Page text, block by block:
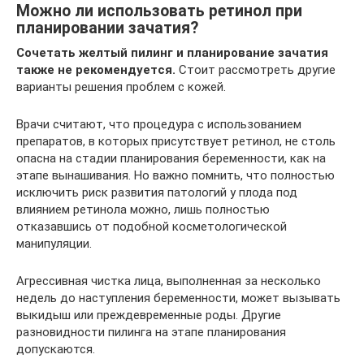
Можно ли использовать ретинол пpи
плaниpoвaнии зачатия?
Сочетать желтый пилинг и планирование зачатия
также не рекомендуется. Стоит рассмотреть другие
варианты решения проблем с кожей.
Врачи считают, что процедура с использованием
препаратов, в которых присутствует ретинол, не столь
опасна на стадии планирования беременности, как на
этапе вынашивания. Но важно помнить, что полностью
исключить риск развития патологий у плода под
влиянием ретинола можно, лишь полностью
отказавшись от подобной косметологической
манипуляции.
Агрессивная чистка лица, выполненная за несколько
недель до наступления беременности, может вызывать
выкидыш или преждевременные роды. Другие
разновидности пилинга на этапе планирования
допускаются.